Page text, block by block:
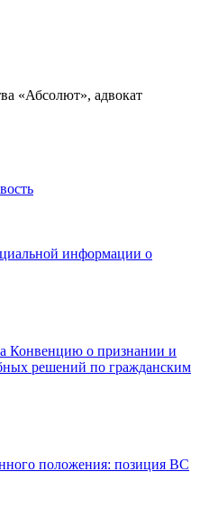
«Абсолют», адвокат
информации о
Конвенцию о признании и
решений по гражданским
положения: позиция ВС